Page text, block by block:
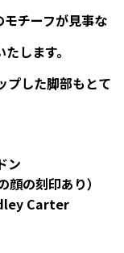
チーフが見事な
します。
プした脚部もとて
ン
の刻印あり）
Carter